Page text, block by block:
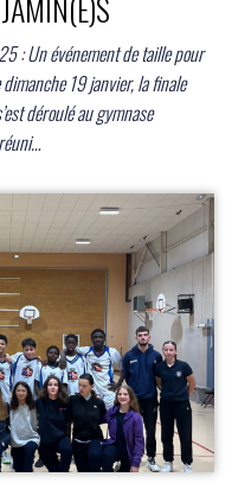
: Un événement de taille pour
19 janvier, la finale
déroulé au gymnase